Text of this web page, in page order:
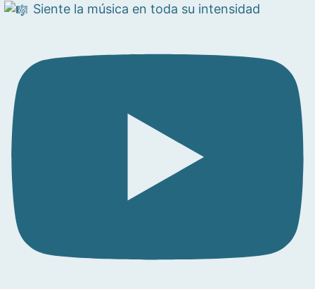
Siente la música en toda su intensidad